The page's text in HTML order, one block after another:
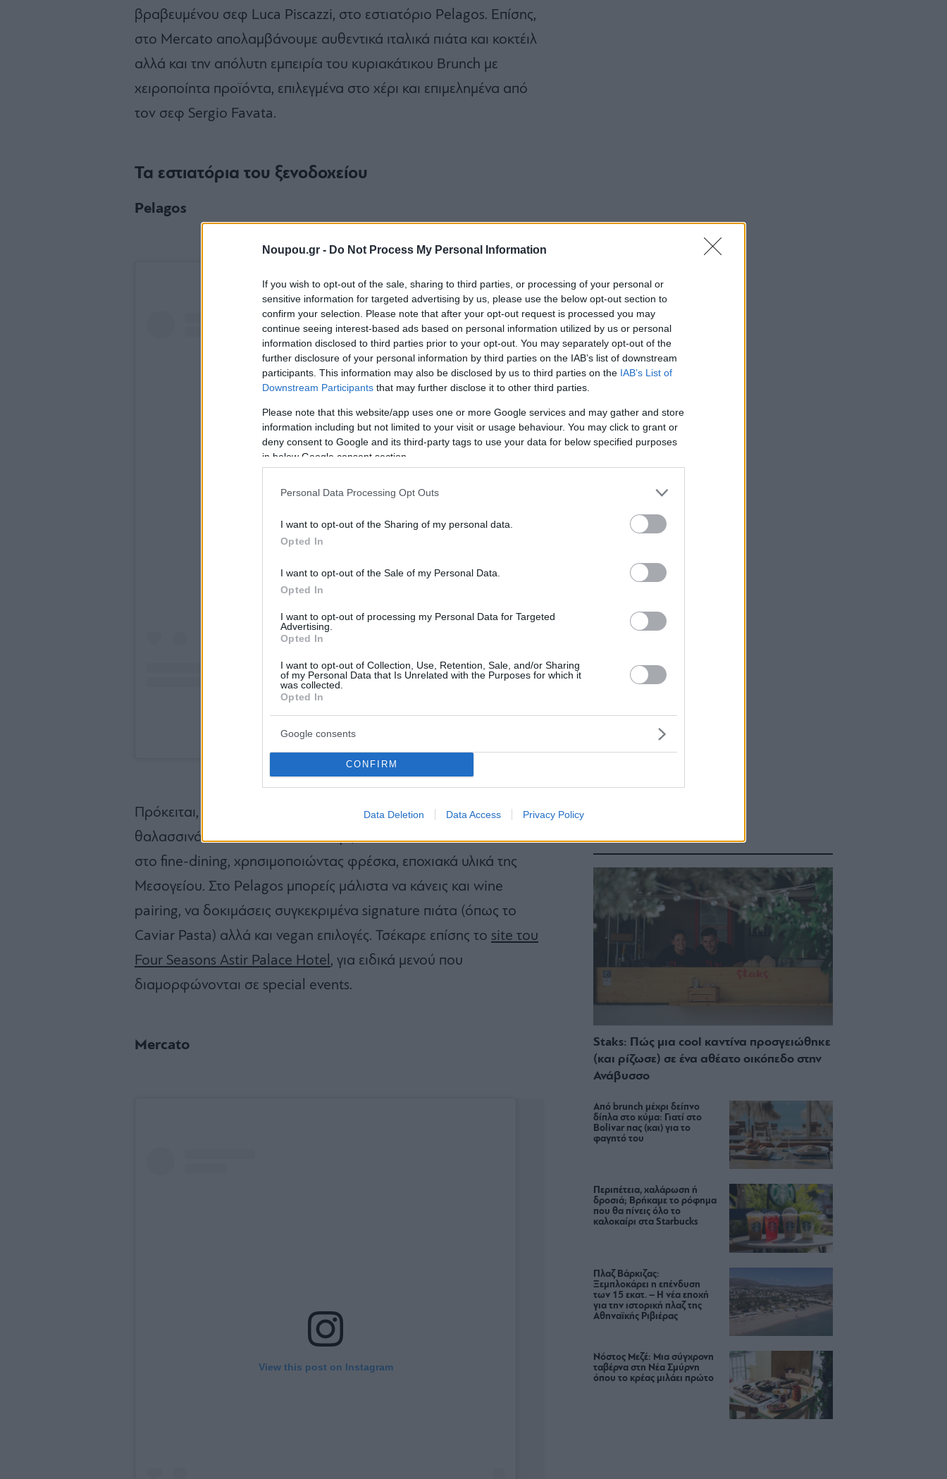
Noupou.gr - Do Not Process My Personal Information
If you wish to opt-out of the sale, sharing to third parties, or processing of your personal or
sensitive information for targeted advertising by us, please use the below opt-out section to
confirm your selection. Please note that after your opt-out request is processed you may
continue seeing interest-based ads based on personal information utilized by us or personal
information disclosed to third parties prior to your opt-out. You may separately opt-out of the
further disclosure of your personal information by third parties on the IAB’s list of downstream
participants. This information may also be disclosed by us to third parties on the IAB’s List of
Downstream Participants that may further disclose it to other third parties.
Please note that this website/app uses one or more Google services and may gather and store
information including but not limited to your visit or usage behaviour. You may click to grant or
deny consent to Google and its third-party tags to use your data for below specified purposes
in below Google consent section.
Personal Data Processing Opt Outs
I want to opt-out of the Sharing of my personal data.
Opted In
I want to opt-out of the Sale of my Personal Data.
Opted In
I want to opt-out of processing my Personal Data for Targeted
Advertising.
Opted In
I want to opt-out of Collection, Use, Retention, Sale, and/or Sharing
of my Personal Data that Is Unrelated with the Purposes for which it
was collected.
Opted In
Google consents
CONFIRM
Data Deletion Data Access Privacy Policy
βραβευμένου σεφ Luca Piscazzi, στο εστιατόριο Pelagos. Επίσης,
στο Mercato απολαμβάνουμε αυθεντικά ιταλικά πιάτα και κοκτέιλ
αλλά και την απόλυτη εμπειρία του κυριακάτικου Brunch με
χειροποίητα προϊόντα, επιλεγμένα στο χέρι και επιμελημένα από
τον σεφ Sergio Favata.
Τα εστιατόρια του ξενοδοχείου
Pelagos
View this post on Instagram
A post shared by FSAthens (@fsathens)
Πρόκειται, όπως μαρτυρά και το όνομά του, για ένα εστιατόριο με
θαλασσινά από τα ελληνικά πελάγη, που δίνει τη δική του πινελιά
στο fine-dining, χρησιμοποιώντας φρέσκα, εποχιακά υλικά της
Μεσογείου. Στο Pelagos μπορείς μάλιστα να κάνεις και wine
pairing, να δοκιμάσεις συγκεκριμένα signature πιάτα (όπως το
Caviar Pasta) αλλά και vegan επιλογές. Τσέκαρε επίσης το site του
Four Seasons Astir Palace Hotel , για ειδικά μενού που
διαμορφώνονται σε special events.
Μercato
View this post on Instagram
ΔΙΑΒΑΣΤΕ ΑΚΟΜΑ
Staks: Πώς μια cool καντίνα προσγειώθηκε
(και ρίζωσε) σε ένα αθέατο οικόπεδο στην
Ανάβυσσο
Από brunch μέχρι δείπνο
δίπλα στο κύμα: Γιατί στο
Bolivar πας (και) για το
φαγητό του
Περιπέτεια, χαλάρωση ή
δροσιά; Βρήκαμε το ρόφημα
που θα πίνεις όλο το
καλοκαίρι στα Starbucks
Πλαζ Βάρκιζας:
Ξεμπλοκάρει η επένδυση
των 15 εκατ. – Η νέα εποχή
για την ιστορική πλαζ της
Αθηναϊκής Ριβιέρας
Νόστος Μεζέ: Μια σύγχρονη
ταβέρνα στη Νέα Σμύρνη
όπου το κρέας μιλάει πρώτο